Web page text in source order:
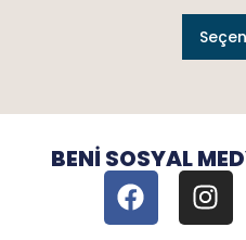
BENI SOSYAL